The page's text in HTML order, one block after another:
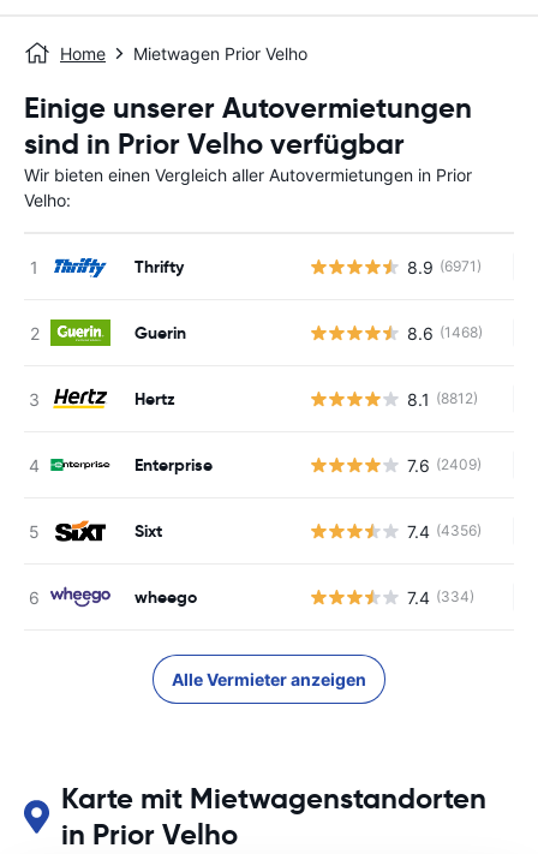
Home Mietwagen Prior Velho
Einige unserer Autovermietungen
sind in Prior Velho verfügbar
Wir bieten einen Vergleich aller Autovermietungen in Prior
Velho:
Thrifty 8.9 (6971)
Guerin 8.6 (1468)
Hertz 8.1 (8812)
Enterprise 7.6 (2409)
Sixt 7.4 (4356)
wheego 7.4 (334)
Alle Vermieter anzeigen
Karte mit Mietwagenstandorten
in Prior Velho